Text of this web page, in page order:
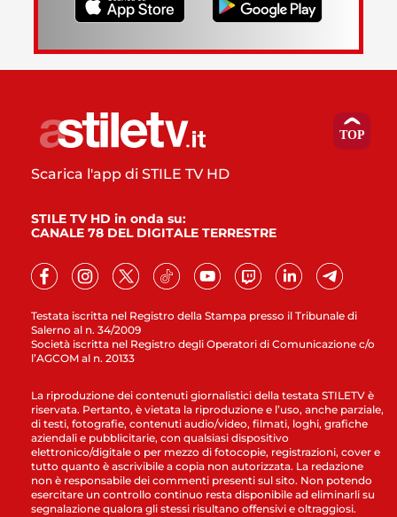
Testata iscritta nel Registro della Stampa presso il Tribunale di
Salerno al n. 34/2009
Società iscritta nel Registro degli Operatori di Comunicazione c/o
l’AGCOM al n. 20133
Scarica l'app di STILE TV HD
STILE TV HD in onda su:
CANALE 78 DEL DIGITALE TERRESTRE
La riproduzione dei contenuti giornalistici della testata STILETV è
riservata. Pertanto, è vietata la riproduzione e l’uso, anche parziale,
di testi, fotografie, contenuti audio/video, filmati, loghi, grafiche
aziendali e pubblicitarie, con qualsiasi dispositivo
elettronico/digitale o per mezzo di fotocopie, registrazioni, cover e
tutto quanto è ascrivibile a copia non autorizzata. La redazione
non è responsabile dei commenti presenti sul sito. Non potendo
esercitare un controllo continuo resta disponibile ad eliminarli su
segnalazione qualora gli stessi risultano offensivi e oltraggiosi.